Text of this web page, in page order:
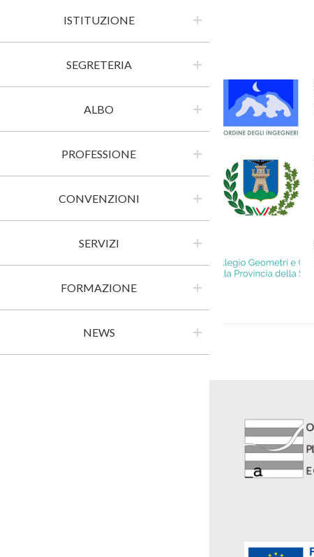
ISTITUZIONE
SEGRETERIA
ALBO
PROFESSIONE
CONVENZIONI
SERVIZI
FORMAZIONE
NEWS